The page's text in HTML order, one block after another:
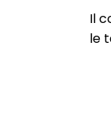
Il
le